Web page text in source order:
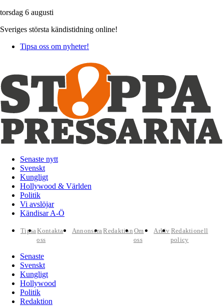
torsdag 6 augusti
Sveriges största kändistidning online!
Tipsa oss om nyheter!
Senaste nytt
Svenskt
Kungligt
Hollywood & Världen
Politik
Vi avslöjar
Kändisar A-Ö
TipsaKontakta
oss
AnnonseraRedaktion Om
oss
Arkiv Redaktionell
policy
Senaste
Svenskt
Kungligt
Hollywood
Politik
Redaktion